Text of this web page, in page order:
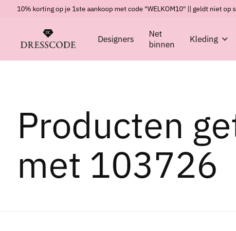
10% korting op je 1ste aankoop met code "WELKOM10" || geldt niet op
Designers
Net
binnen
Kleding
Producten
met 103726